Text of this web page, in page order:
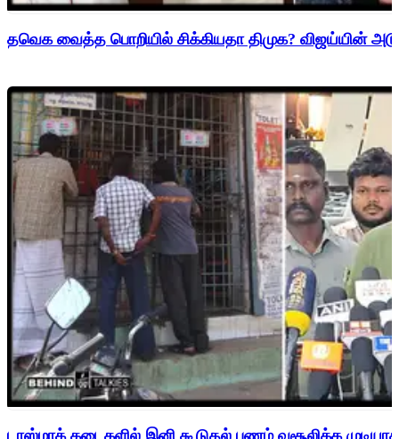
தவெக வைத்த பொறியில் சிக்கியதா திமுக? விஜய்யின்
டாஸ்மாக் கடைகளில் இனி கூடுதல் பணம் வசூலிக்க